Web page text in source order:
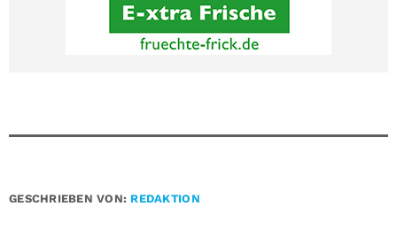
GESCHRIEBEN VON: REDAKTION